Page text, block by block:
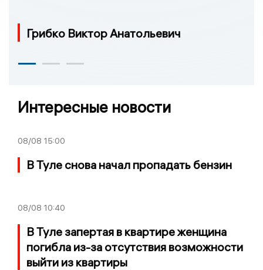
Грибко Виктор Анатольевич
Интересные новости
08/08 15:00
В Туле снова начал пропадать бензин
08/08 10:40
В Туле запертая в квартире женщина
погибла из-за отсутствия возможности
выйти из квартиры